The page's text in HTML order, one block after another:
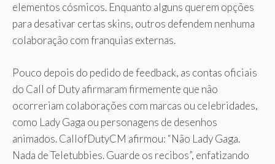
elementos cósmicos. Enquanto alguns querem opções
para desativar certas skins, outros defendem nenhuma
colaboração com franquias externas.
Pouco depois do pedido de feedback, as contas oficiais
do Call of Duty afirmaram firmemente que não
ocorreriam colaborações com marcas ou celebridades,
como Lady Gaga ou personagens de desenhos
animados. CallofDutyCM afirmou: “Não Lady Gaga.
Nada de Teletubbies. Guarde os recibos”, enfatizando